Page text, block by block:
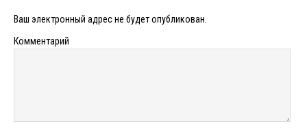
Ваш электронный адрес не будет опубликован.
Комментарий